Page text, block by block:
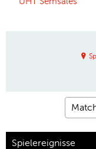
Spielereignisse